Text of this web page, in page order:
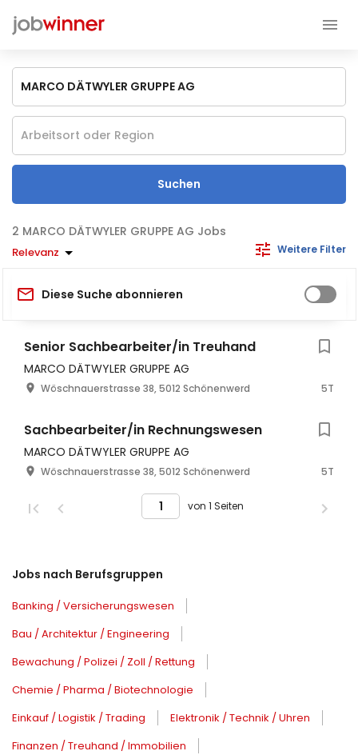
Suchen
MARCO DÄTWYLER GRUPPE AG Jobs
Relevanz Weitere Filter
Diese Suche abonnieren
Senior Sachbearbeiter/in Treuhand
MARCO DÄTWYLER GRUPPE AG
Wöschnauerstrasse 38, 5012 Schönenwerd 5T
Sachbearbeiter/in Rechnungswesen
MARCO DÄTWYLER GRUPPE AG
Wöschnauerstrasse 38, 5012 Schönenwerd 5T
von 1 Seiten
Jobs nach Berufsgruppen
Banking / Versicherungswesen
Bau / Architektur / Engineering
Bewachung / Polizei / Zoll / Rettung
Chemie / Pharma / Biotechnologie
Einkauf / Logistik / Trading
Elektronik / Technik / Uhren
Finanzen / Treuhand / Immobilien